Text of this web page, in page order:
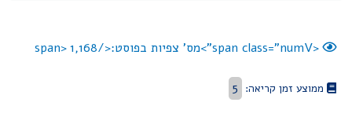
<span class="numV">מס' צפיות בפוסט:</span> 1,168
ממוצע זמן קריאה: 5